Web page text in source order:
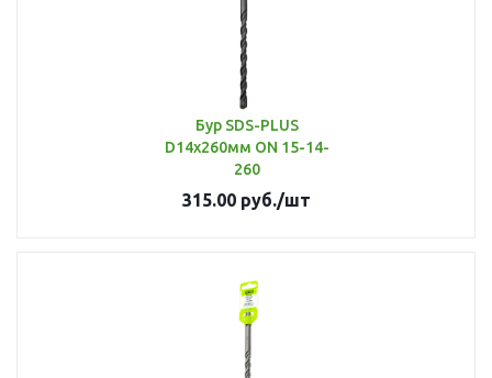
Бур SDS-PLUS
D14х260мм ON 15-14-
260
315.00 руб./шт